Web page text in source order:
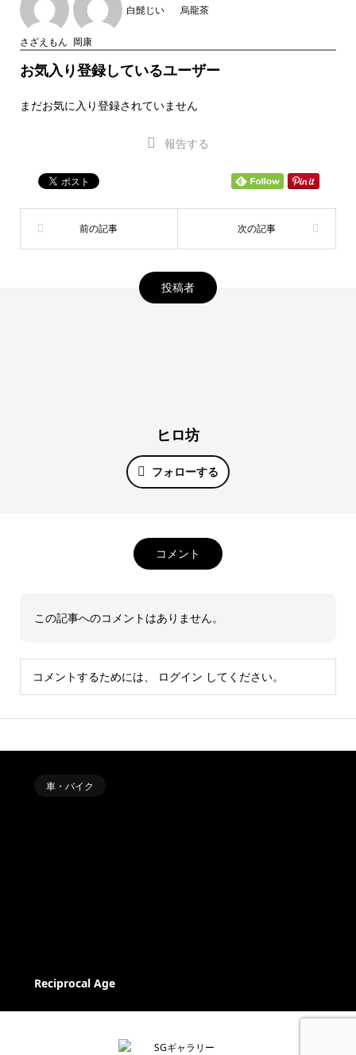
さざえもん 岡康
白髭じい 烏龍茶
お気入り登録しているユーザー
まだお気に入り登録されていません
報告する
投稿者
ヒロ坊
フォローする
コメント
この記事へのコメントはありません。
コメントするためには、 ログイン してください。
車・バイク
Reciprocal Age